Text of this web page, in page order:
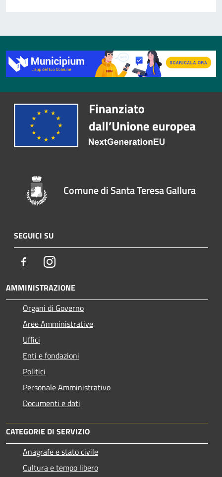
Comune di Santa Teresa Gallura
SEGUICI SU
FacebookInstagram
AMMINISTRAZIONE
Organi di Governo
Aree Amministrative
Uffici
Enti e fondazioni
Politici
Personale Amministrativo
Documenti e dati
CATEGORIE DI SERVIZIO
Anagrafe e stato civile
Cultura e tempo libero